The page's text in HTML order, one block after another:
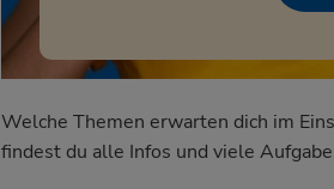
Welche Themen erwarten dich im
findest du alle Infos und viele